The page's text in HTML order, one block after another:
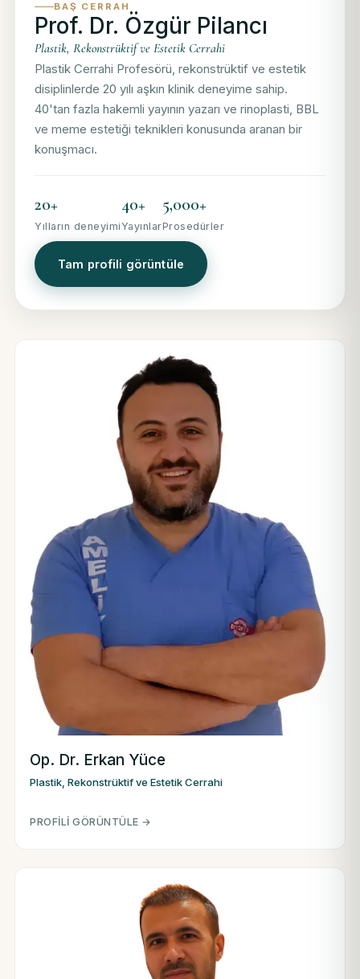
BAŞ CERRAH
Prof. Dr. Özgür Pilancı
Plastik, Rekonstrüktif ve Estetik Cerrahi
Plastik Cerrahi Profesörü, rekonstrüktif ve estetik
disiplinlerde 20 yılı aşkın klinik deneyime sahip.
40'tan fazla hakemli yayının yazarı ve rinoplasti, BBL
ve meme estetiği teknikleri konusunda aranan bir
konuşmacı.
20+
Yılların deneyimi
40+
Yayınlar
5,000+
Prosedürler
Tam profili görüntüle
Op. Dr. Erkan Yüce
Plastik, Rekonstrüktif ve Estetik Cerrahi
PROFILI GÖRÜNTÜLE →